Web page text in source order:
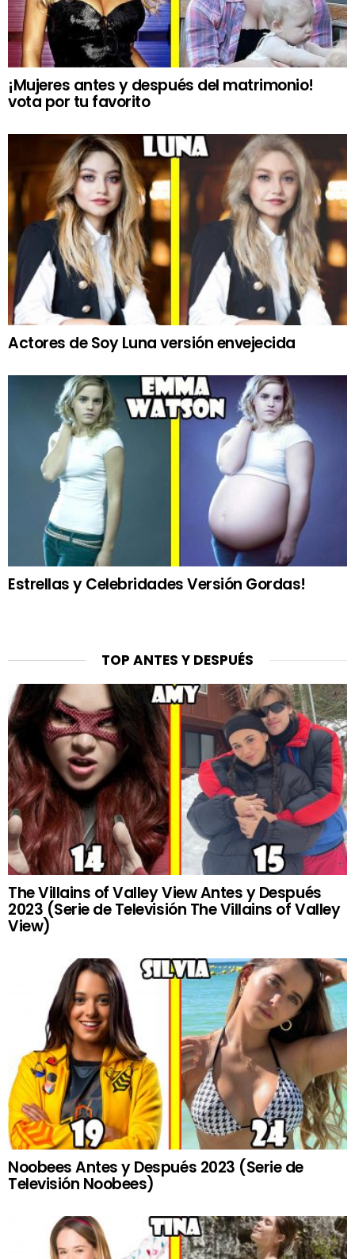
¡Mujeres antes y después del matrimonio!
vota por tu favorito
Actores de Soy Luna versión envejecida
Estrellas y Celebridades Versión Gordas!
TOP ANTES Y DESPUÉS
The Villains of Valley View Antes y Después
2023 (Serie de Televisión The Villains of Valley
View)
Noobees Antes y Después 2023 (Serie de
Televisión Noobees)